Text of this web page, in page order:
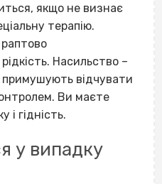
якщо не визнає
терапію.
Насильство –
відчувати
Ви маєте
і гідність.
у випадку